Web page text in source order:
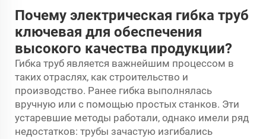
Почему электрическая гибка труб
ключевая для обеспечения
высокого качества продукции?
Гибка труб является важнейшим процессом в
таких отраслях, как строительство и
производство. Ранее гибка выполнялась
вручную или с помощью простых станков. Эти
устаревшие методы работали, однако имели ряд
недостатков: трубы зачастую изгибались